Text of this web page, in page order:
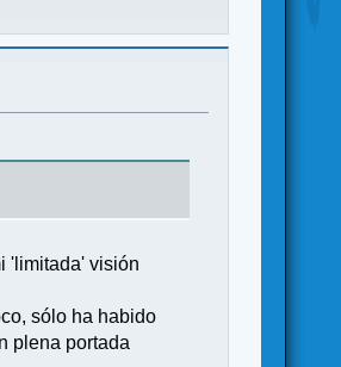
'limitada' visión
sólo ha habido
plena portada